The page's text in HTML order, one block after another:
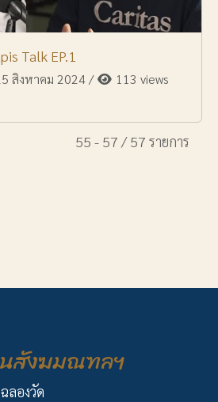
Talk EP.1
สิงหาคม 2024/
113 views
55 - 57 / 57 รายการ
สังฆมณฑลฯ
ลองวัด